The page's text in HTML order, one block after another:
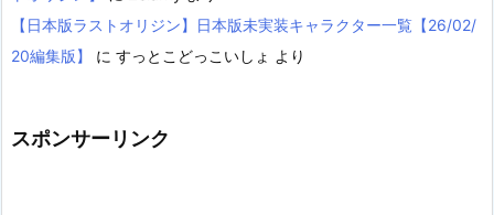
【日本版ラストオリジン】日本版未実装キャラクター一覧【26/02/
20編集版】
に すっとこどっこいしょ より
スポンサーリンク